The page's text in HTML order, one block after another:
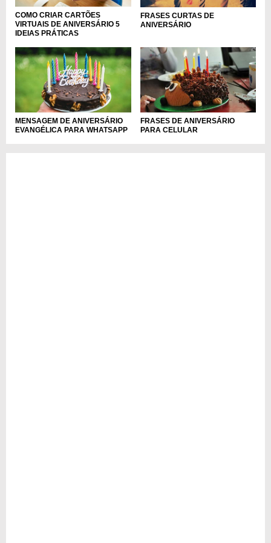
COMO CRIAR CARTÕES
VIRTUAIS DE ANIVERSÁRIO 5
IDEIAS PRÁTICAS
FRASES CURTAS DE
ANIVERSÁRIO
MENSAGEM DE ANIVERSÁRIO
EVANGÉLICA PARA WHATSAPP
FRASES DE ANIVERSÁRIO
PARA CELULAR